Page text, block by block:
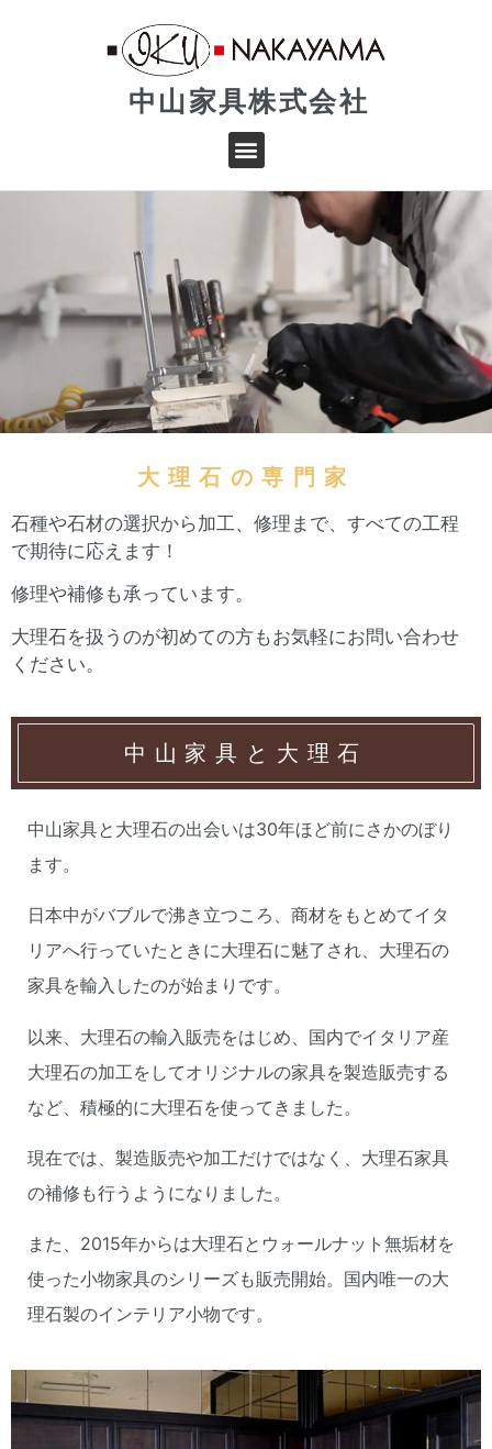
中山家具株式会社
大理石の専門家
石種や石材の選択から加工、修理まで、すべての工程
で期待に応えます！
修理や補修も承っています。
大理石を扱うのが初めての方もお気軽にお問い合わせ
ください。
中山家具と大理石
中山家具と大理石の出会いは30年ほど前にさかのぼり
ます。
日本中がバブルで沸き立つころ、商材をもとめてイタ
リアへ行っていたときに大理石に魅了され、大理石の
家具を輸入したのが始まりです。
以来、大理石の輸入販売をはじめ、国内でイタリア産
大理石の加工をしてオリジナルの家具を製造販売する
など、積極的に大理石を使ってきました。
現在では、製造販売や加工だけではなく、大理石家具
の補修も行うようになりました。
また、2015年からは大理石とウォールナット無垢材を
使った小物家具のシリーズも販売開始。国内唯一の大
理石製のインテリア小物です。